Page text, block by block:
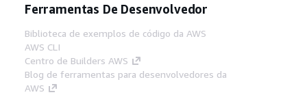
Ferramentas De Desenvolvedor
Biblioteca de exemplos de código da AWS
AWS CLI
Centro de Builders AWS
Blog de ferramentas para desenvolvedores da
AWS